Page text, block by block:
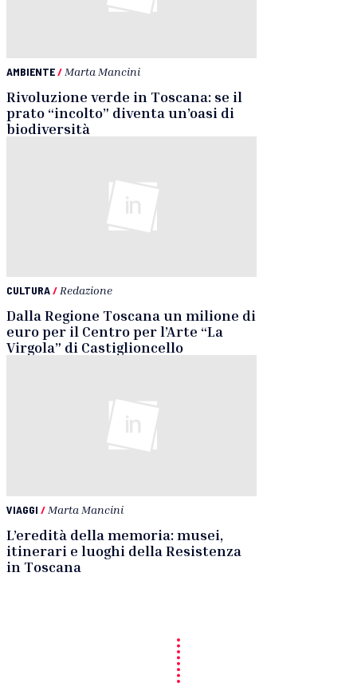
AMBIENTE/ Marta Mancini
Rivoluzione verde in Toscana: se il
prato “incolto” diventa un’oasi di
biodiversità
CULTURA/ Redazione
Dalla Regione Toscana un milione di
euro per il Centro per l’Arte “La
Virgola” di Castiglioncello
VIAGGI / Marta Mancini
L’eredità della memoria: musei,
itinerari e luoghi della Resistenza
in Toscana